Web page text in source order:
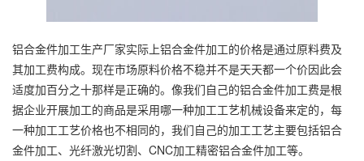
铝合金件加工生产厂家实际上铝合金件加工的价格是通过原料费及
其加工费构成。现在市场原料价格不稳并不是天天都一个价因此会
适度加百分之十那样是正确的。像我们自己的铝合金件加工费是根
据企业开展加工的商品是采用哪一种加工工艺机械设备来定的，每
一种加工工艺价格也不相同的，我们自己的加工工艺主要包括铝合
金件加工、光纤激光切割、CNC加工精密铝合金件加工等。